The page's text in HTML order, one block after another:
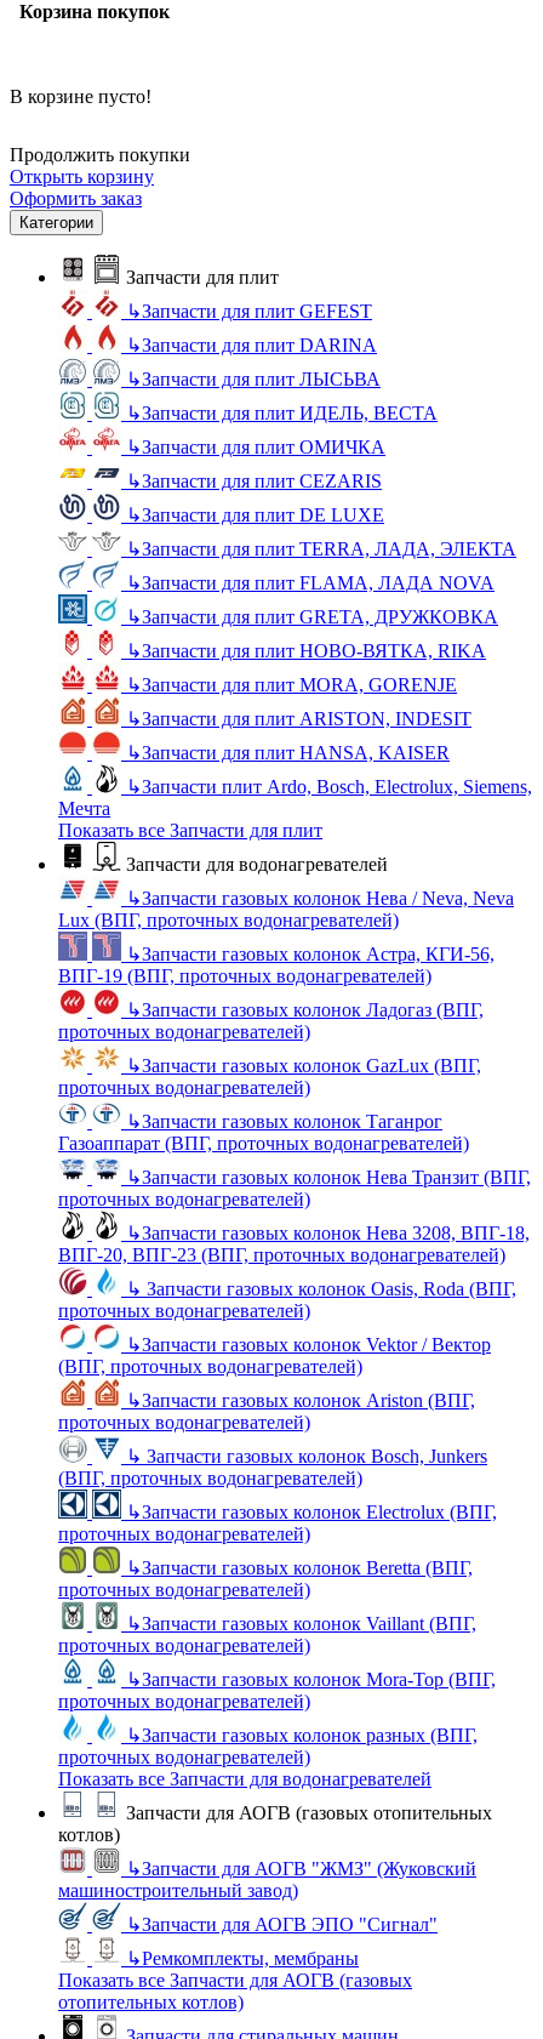
Корзина покупок
В корзине пусто!
Продолжить покупки
Открыть корзину
Оформить заказ
Категории
Запчасти для плит
↳Запчасти для плит GEFEST
↳Запчасти для плит DARINA
↳Запчасти для плит ЛЫСЬВА
↳Запчасти для плит ИДЕЛЬ, ВЕСТА
↳Запчасти для плит ОМИЧКА
↳Запчасти для плит CEZARIS
↳Запчасти для плит DE LUXE
↳Запчасти для плит TERRA, ЛАДА, ЭЛЕКТА
↳Запчасти для плит FLAMA, ЛАДА NOVA
↳Запчасти для плит GRETA, ДРУЖКОВКА
↳Запчасти для плит НОВО-ВЯТКА, RIKA
↳Запчасти для плит MORA, GORENJE
↳Запчасти для плит ARISTON, INDESIT
↳Запчасти для плит HANSA, KAISER
↳Запчасти плит Ardo, Bosch, Electrolux, Siemens,
Мечта
Показать все Запчасти для плит
Запчасти для водонагревателей
↳Запчасти газовых колонок Нева / Neva, Neva
Lux (ВПГ, проточных водонагревателей)
↳Запчасти газовых колонок Астра, КГИ-56,
ВПГ-19 (ВПГ, проточных водонагревателей)
↳Запчасти газовых колонок Ладогаз (ВПГ,
проточных водонагревателей)
↳Запчасти газовых колонок GazLux (ВПГ,
проточных водонагревателей)
↳Запчасти газовых колонок Таганрог
Газоаппарат (ВПГ, проточных водонагревателей)
↳Запчасти газовых колонок Нева Транзит (ВПГ,
проточных водонагревателей)
↳Запчасти газовых колонок Нева 3208, ВПГ-18,
ВПГ-20, ВПГ-23 (ВПГ, проточных водонагревателей)
↳ Запчасти газовых колонок Oasis, Roda (ВПГ,
проточных водонагревателей)
↳Запчасти газовых колонок Vektor / Вектор
(ВПГ, проточных водонагревателей)
↳Запчасти газовых колонок Ariston (ВПГ,
проточных водонагревателей)
↳ Запчасти газовых колонок Bosch, Junkers
(ВПГ, проточных водонагревателей)
↳Запчасти газовых колонок Electrolux (ВПГ,
проточных водонагревателей)
↳Запчасти газовых колонок Beretta (ВПГ,
проточных водонагревателей)
↳Запчасти газовых колонок Vaillant (ВПГ,
проточных водонагревателей)
↳Запчасти газовых колонок Mora-Top (ВПГ,
проточных водонагревателей)
↳Запчасти газовых колонок разных (ВПГ,
проточных водонагревателей)
Показать все Запчасти для водонагревателей
Запчасти для АОГВ (газовых отопительных
котлов)
↳Запчасти для АОГВ "ЖМЗ" (Жуковский
машиностроительный завод)
↳Запчасти для АОГВ ЭПО "Сигнал"
↳Ремкомплекты, мембраны
Показать все Запчасти для АОГВ (газовых
отопительных котлов)